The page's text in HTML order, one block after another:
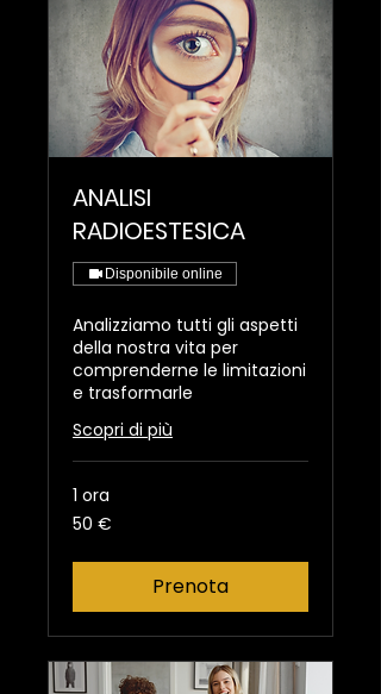
ANALISI
RADIOESTESICA
Disponibile online
Analizziamo tutti gli aspetti
della nostra vita per
comprenderne le limitazioni
e trasformarle
Scopri di più
1 ora
50
euro
50 €
Prenota